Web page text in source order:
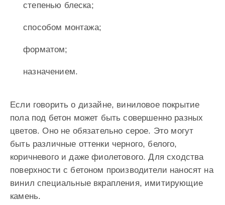
степенью блеска;
способом монтажа;
форматом;
назначением.
Если говорить о дизайне, виниловое покрытие
пола под бетон может быть совершенно разных
цветов. Оно не обязательно серое. Это могут
быть различные оттенки черного, белого,
коричневого и даже фиолетового. Для сходства
поверхности с бетоном производители наносят на
винил специальные вкрапления, имитирующие
камень.